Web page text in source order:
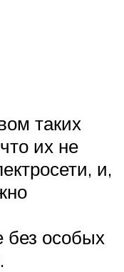
таких
их не
и,
без особых